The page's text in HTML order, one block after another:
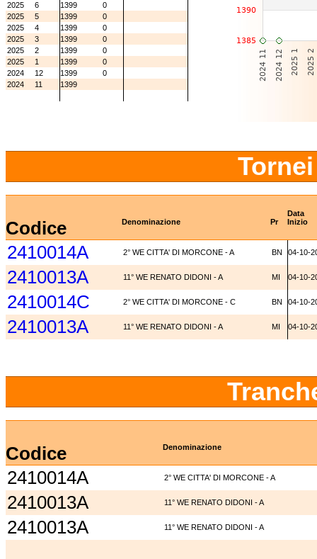
2025
6 1399
0
2025
5 1399
0
2025
4 1399
0
2025
3 1399
0
2025
2 1399
0
2025
1 1399
0
2024
12 1399
0
2024
11 1399
Data
Codice Denominazione Pr Inizio
2410014A 2° WE CITTA' DI MORCONE - A BN 04-10-
2410013A 11° WE RENATO DIDONI - A MI 04-10-
2410014C 2° WE CITTA' DI MORCONE - C BN 04-10-
2410013A 11° WE RENATO DIDONI - A MI 04-10-
Codice Denominazione
2410014A 2° WE CITTA' DI MORCONE - A
2410013A 11° WE RENATO DIDONI - A
2410013A 11° WE RENATO DIDONI - A